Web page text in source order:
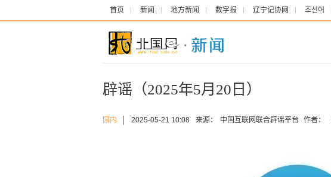
首页 新闻 地方新闻 数字报 辽宁记协网 조선어
辟谣（2025年5月20日）
国内 2025-05-21 10:08 来源： 中国互联网联合辟谣平台 作者：